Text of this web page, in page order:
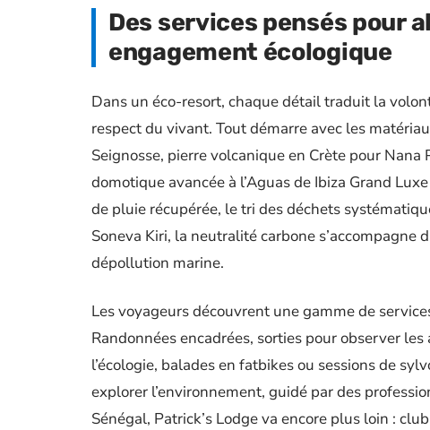
Des services pensés pour
engagement écologique
Dans un éco-resort, chaque détail traduit la
respect du vivant. Tout démarre avec les
Seignosse, pierre volcanique en Crète pour
domotique avancée à l’Aguas de Ibiza Grand
de pluie récupérée, le tri des déchets
Soneva Kiri, la neutralité carbone s’accompagne
dépollution marine.
Les voyageurs découvrent une gamme de
Randonnées encadrées, sorties pour observer
l’écologie, balades en fatbikes ou sessions de
explorer l’environnement, guidé par des
Sénégal, Patrick’s Lodge va encore plus loin :